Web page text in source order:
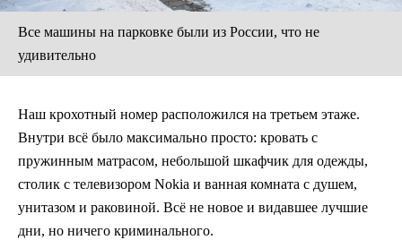
Все машины на парковке были из России, что не
удивительно
Наш крохотный номер расположился на третьем этаже.
Внутри всё было максимально просто: кровать с
пружинным матрасом, небольшой шкафчик для одежды,
столик с телевизором Nokia и ванная комната с душем,
унитазом и раковиной. Всё не новое и видавшее лучшие
дни, но ничего криминального.